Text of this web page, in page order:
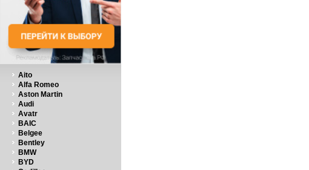
Aito
Alfa Romeo
Aston Martin
Audi
Avatr
BAIC
Belgee
Bentley
BMW
BYD